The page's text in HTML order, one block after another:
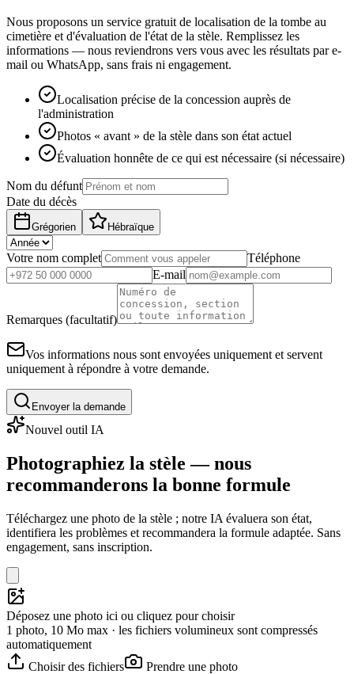
Nous proposons un service gratuit de localisation de la tombe au
cimetière et d'évaluation de l'état de la stèle. Remplissez les
informations — nous reviendrons vers vous avec les résultats par e-
mail ou WhatsApp, sans frais ni engagement.
Localisation précise de la concession auprès de
l'administration
Photos « avant » de la stèle dans son état actuel
Évaluation honnête de ce qui est nécessaire (si nécessaire)
Nom du défunt
Date du décès
Grégorien Hébraïque
Votre nom complet
Téléphone
E-mail
Remarques (facultatif)
Vos informations nous sont envoyées uniquement et servent
uniquement à répondre à votre demande.
Envoyer la demande
Nouvel outil IA
Photographiez la stèle — nous
recommanderons la bonne formule
Téléchargez une photo de la stèle ; notre IA évaluera son état,
identifiera les problèmes et recommandera la formule adaptée. Sans
engagement, sans inscription.
Déposez une photo ici ou cliquez pour choisir
1 photo, 10 Mo max · les fichiers volumineux sont compressés
automatiquement
Choisir des fichiers
Prendre une photo